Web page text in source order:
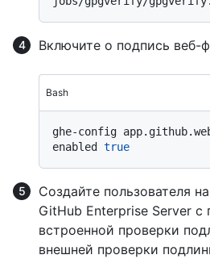
Включите о подпись веб-
Bash
ghe-config
enabled true
Создайте пользователя
GitHub Enterprise Server
встроенной проверки
внешней проверки